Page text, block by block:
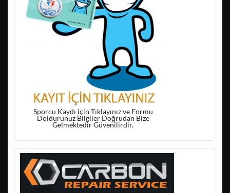
Sporcu Kaydı için Tıklayınız ve Formu
Doldurunuz Bilgiler Doğrudan Bize
Gelmektedir Güvenilirdir.